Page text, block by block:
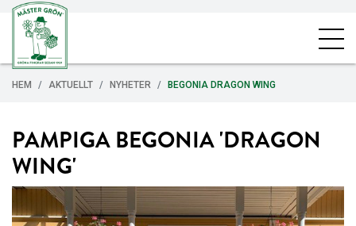
HEM AKTUELLT NYHETER BEGONIA DRAGON WING
PAMPIGA BEGONIA 'DRAGON
WING'